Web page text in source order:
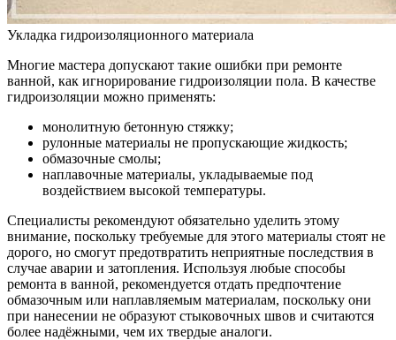
Укладка гидроизоляционного материала
Многие мастера допускают такие ошибки при ремонте
ванной, как игнорирование гидроизоляции пола. В качестве
гидроизоляции можно применять:
монолитную бетонную стяжку;
рулонные материалы не пропускающие жидкость;
обмазочные смолы;
наплавочные материалы, укладываемые под
воздействием высокой температуры.
Специалисты рекомендуют обязательно уделить этому
внимание, поскольку требуемые для этого материалы стоят не
дорого, но смогут предотвратить неприятные последствия в
случае аварии и затопления. Используя любые способы
ремонта в ванной, рекомендуется отдать предпочтение
обмазочным или наплавляемым материалам, поскольку они
при нанесении не образуют стыковочных швов и считаются
более надёжными, чем их твердые аналоги.